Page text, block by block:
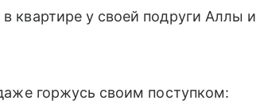
квартире у своей подруги Аллы и
горжусь своим поступком: